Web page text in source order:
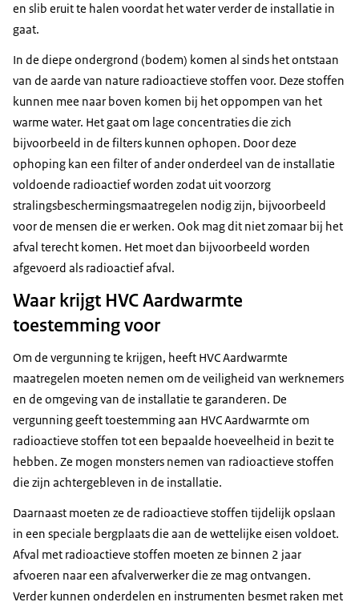
en slib eruit te halen voordat het water verder de installatie in
gaat.
In de diepe ondergrond (bodem) komen al sinds het ontstaan
van de aarde van nature radioactieve stoffen voor. Deze stoffen
kunnen mee naar boven komen bij het oppompen van het
warme water. Het gaat om lage concentraties die zich
bijvoorbeeld in de filters kunnen ophopen. Door deze
ophoping kan een filter of ander onderdeel van de installatie
voldoende radioactief worden zodat uit voorzorg
stralingsbeschermingsmaatregelen nodig zijn, bijvoorbeeld
voor de mensen die er werken. Ook mag dit niet zomaar bij het
afval terecht komen. Het moet dan bijvoorbeeld worden
afgevoerd als radioactief afval.
Waar krijgt HVC Aardwarmte
toestemming voor
Om de vergunning te krijgen, heeft HVC Aardwarmte
maatregelen moeten nemen om de veiligheid van werknemers
en de omgeving van de installatie te garanderen. De
vergunning geeft toestemming aan HVC Aardwarmte om
radioactieve stoffen tot een bepaalde hoeveelheid in bezit te
hebben. Ze mogen monsters nemen van radioactieve stoffen
die zijn achtergebleven in de installatie.
Daarnaast moeten ze de radioactieve stoffen tijdelijk opslaan
in een speciale bergplaats die aan de wettelijke eisen voldoet.
Afval met radioactieve stoffen moeten ze binnen 2 jaar
afvoeren naar een afvalverwerker die ze mag ontvangen.
Verder kunnen onderdelen en instrumenten besmet raken met